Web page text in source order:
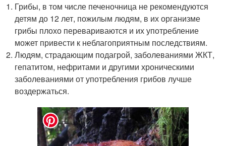
Грибы, в том числе печеночница не рекомендуются
детям до 12 лет, пожилым людям, в их организме
грибы плохо перевариваются и их употребление
может привести к неблагоприятным последствиям.
Людям, страдающим подагрой, заболеваниями ЖКТ,
гепатитом, нефритами и другими хроническими
заболеваниями от употребления грибов лучше
воздержаться.